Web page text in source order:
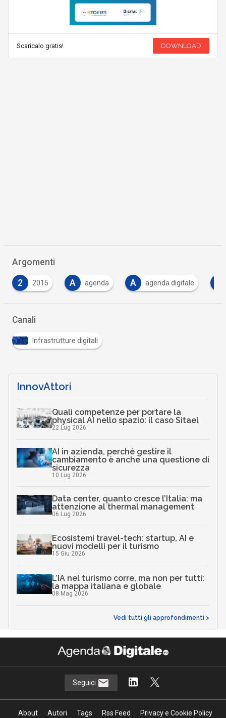
Scaricalo gratis! DOWNLOAD
Argomenti
A agenda A agenda digitale B banda ultra
Canali
Infrastrutture digitali
InnovAttori
Quali competenze per portare la
physical AI nello spazio: il caso Sitael
22 Lug 2026
AI in azienda, perché gestire il
cambiamento è anche una questione di
sicurezza
10 Lug 2026
Data center, quanto cresce l’Italia: ma
attenzione al thermal management
06 Lug 2026
Ecosistemi travel-tech: startup, AI e
nuovi modelli per il turismo
15 Giu 2026
L’IA nel turismo corre, ma non per tutti:
la mappa italiana e globale
08 Mag 2026
Vedi tutti gli approfondimenti >
Seguici
About Autori Tags Rss Feed
Privacy e Cookie Policy